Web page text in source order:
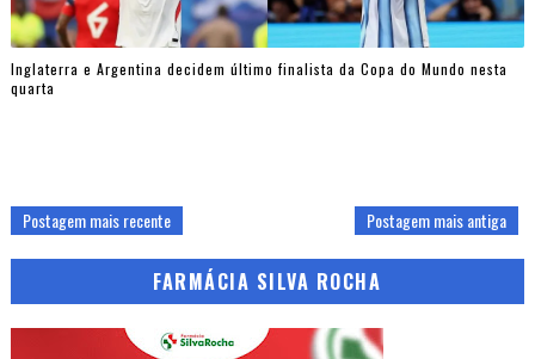
Inglaterra e Argentina decidem último finalista da Copa do Mundo nesta
quarta
Postagem mais recente Postagem mais antiga
FARMÁCIA SILVA ROCHA